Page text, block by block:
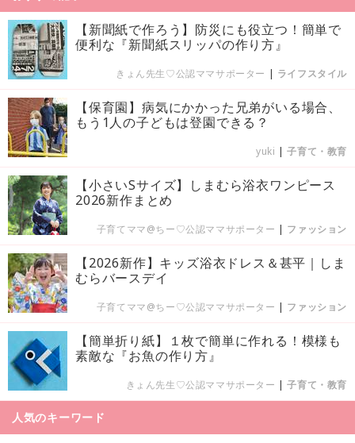
【新聞紙で作ろう】防災にも役立つ！簡単で
便利な『新聞紙スリッパの作り方』
きょん先生♡公認ママサポーター | ライフスタイル
【保育園】病気にかかった兄弟がいる場合、
もう1人の子どもは登園できる？
yuki |子育て・教育
【小さいSサイズ】しまむら浴衣ワンピース
2026新作まとめ
子育てママ@ちー♡公認ママサポーター | ファッション
【2026新作】キッズ浴衣ドレス＆甚平｜しま
むらバースデイ
子育てママ@ちー♡公認ママサポーター | ファッション
【簡単折り紙】１枚で簡単に作れる！模様も
素敵な『お魚の作り方』
きょん先生♡公認ママサポーター |子育て・教育
人気のキーワード